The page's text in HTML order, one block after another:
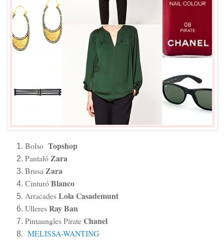
Bolso Topshop
PantalóZara
Brusa Zara
CinturóBlanco
ArracadesLola Casademunt
UlleresRay Ban
Pintaungles PirateChanel
MELISSA-WANTING